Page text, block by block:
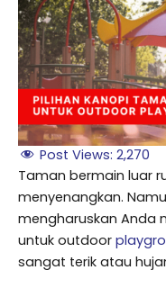
Post Views: 2,270
Taman bermain luar
menyenangkan.
mengharuskan Anda
untuk outdoor
sangat terik atau